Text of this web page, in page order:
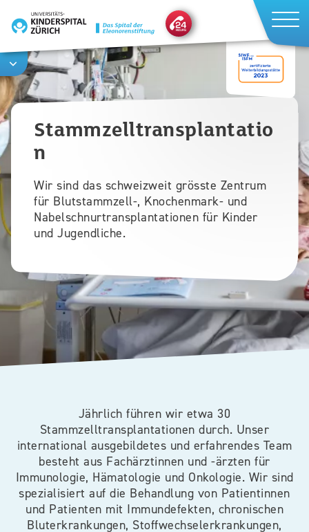
zum
Inhalt
Stammzelltransplantatio
n
Wir sind das schweizweit grösste Zentrum
für Blutstammzell-, Knochenmark- und
Nabelschnurtransplantationen für Kinder
und Jugendliche.
Jährlich führen wir etwa 30
Stammzelltransplantationen durch. Unser
international ausgebildetes und erfahrendes Team
besteht aus Fachärztinnen und -ärzten für
Immunologie, Hämatologie und Onkologie. Wir sind
spezialisiert auf die Behandlung von Patientinnen
und Patienten mit Immundefekten, chronischen
Bluterkrankungen, Stoffwechselerkrankungen,